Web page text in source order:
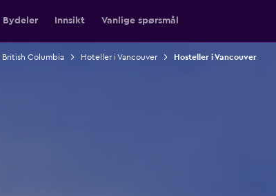
Bydeler Innsikt Vanlige spørsmål
Columbia Hoteller i Vancouver Hosteller i Vancouver